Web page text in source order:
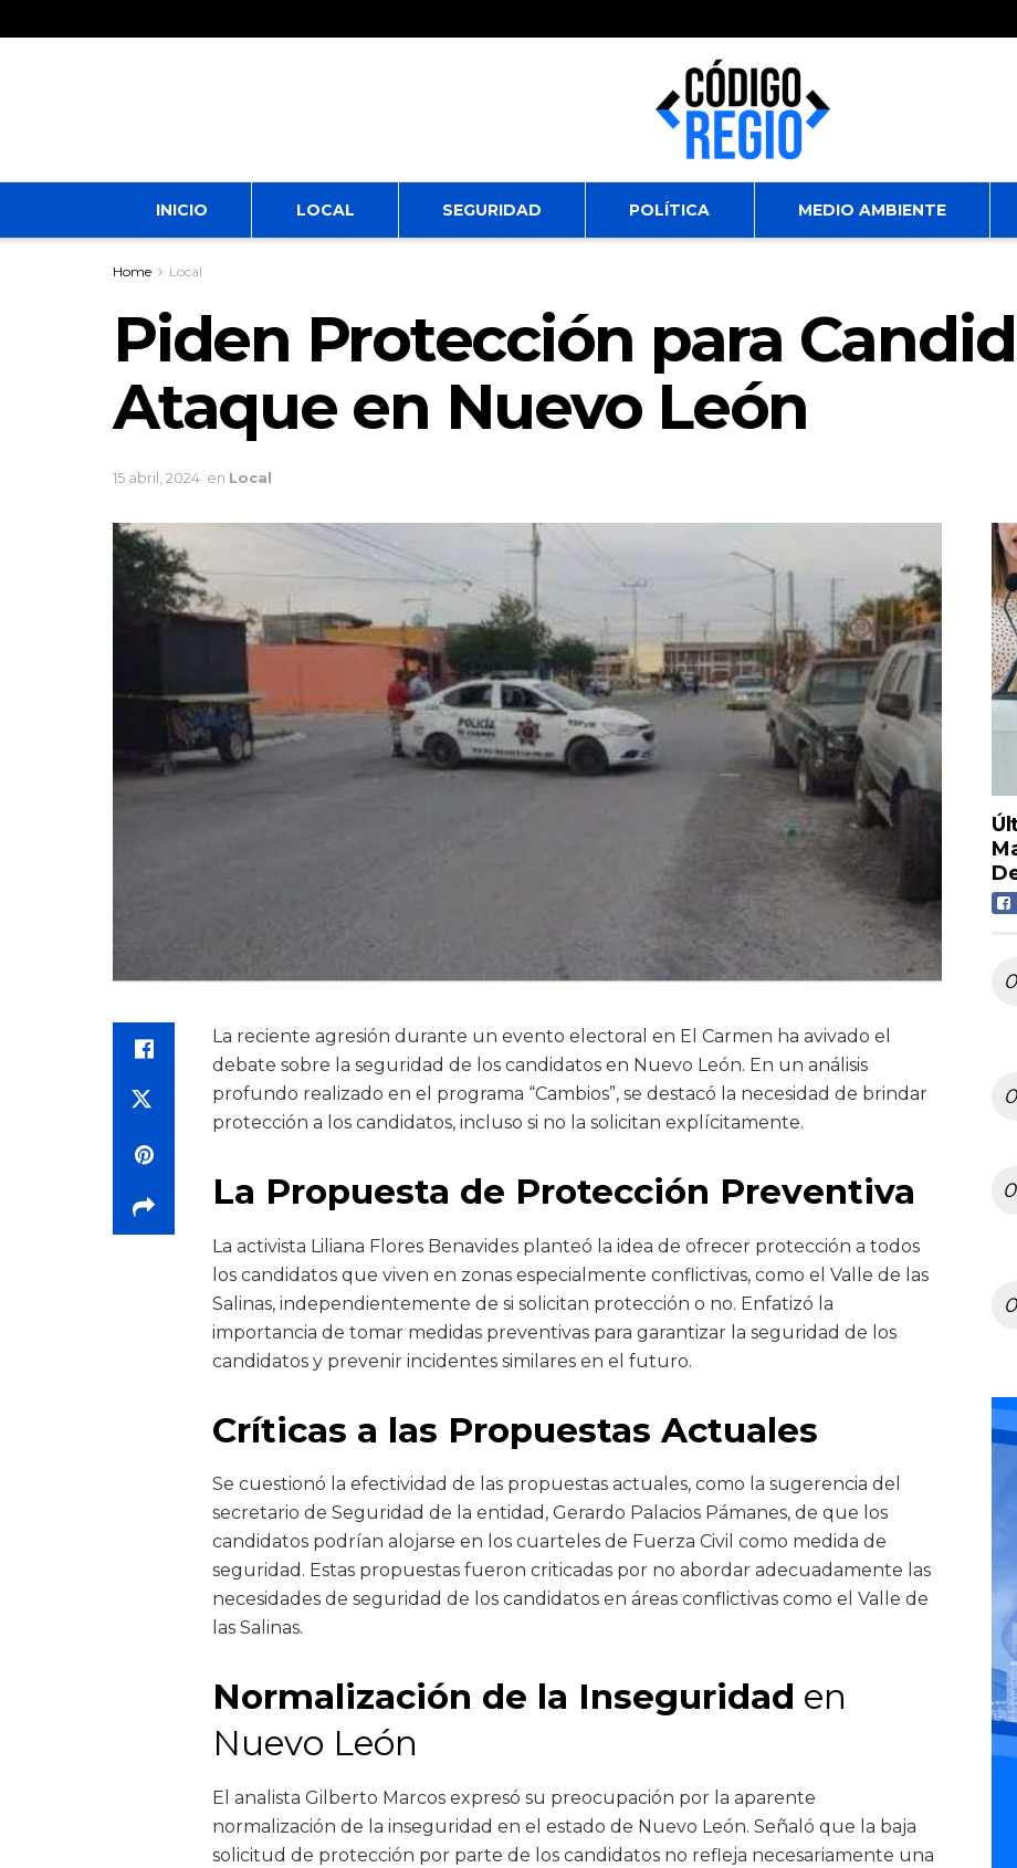
INICIO LOCAL SEGURIDAD POLÍTICA MEDIO AMBIENTE
Home Local
Piden Protección para
Ataque en Nuevo León
15 abril, 2024 en Local
La reciente agresión durante un evento electoral en El Carmen ha avivado el
debate sobre la seguridad de los candidatos en Nuevo León. En un análisis
profundo realizado en el programa “Cambios”, se destacó la necesidad de brindar
protección a los candidatos, incluso si no la solicitan explícitamente.
La Propuesta de Protección Preventiva
La activista Liliana Flores Benavides planteó la idea de ofrecer protección a todos
los candidatos que viven en zonas especialmente conflictivas, como el Valle de las
Salinas, independientemente de si solicitan protección o no. Enfatizó la
importancia de tomar medidas preventivas para garantizar la seguridad de los
candidatos y prevenir incidentes similares en el futuro.
Críticas a las Propuestas Actuales
Se cuestionó la efectividad de las propuestas actuales, como la sugerencia del
secretario de Seguridad de la entidad, Gerardo Palacios Pámanes, de que los
candidatos podrían alojarse en los cuarteles de Fuerza Civil como medida de
seguridad. Estas propuestas fueron criticadas por no abordar adecuadamente las
necesidades de seguridad de los candidatos en áreas conflictivas como el Valle de
las Salinas.
Normalización de la Inseguridad en
Nuevo León
El analista Gilberto Marcos expresó su preocupación por la aparente
normalización de la inseguridad en el estado de Nuevo León. Señaló que la baja
solicitud de protección por parte de los candidatos no refleja necesariamente una